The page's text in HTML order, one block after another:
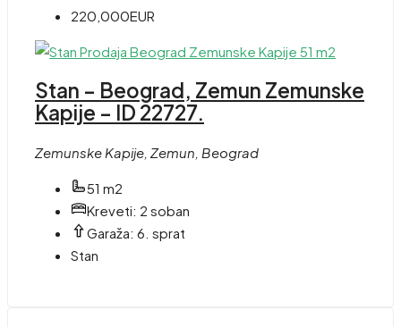
220,000EUR
Stan – Beograd, Zemun Zemunske
Kapije – ID 22727.
Zemunske Kapije, Zemun, Beograd
51 m2
Kreveti: 2 soban
Garaža: 6. sprat
Stan